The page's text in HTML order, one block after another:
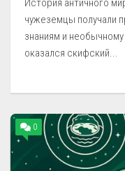
История античного
чужеземцы получали
знаниям и
оказался скифский...
0